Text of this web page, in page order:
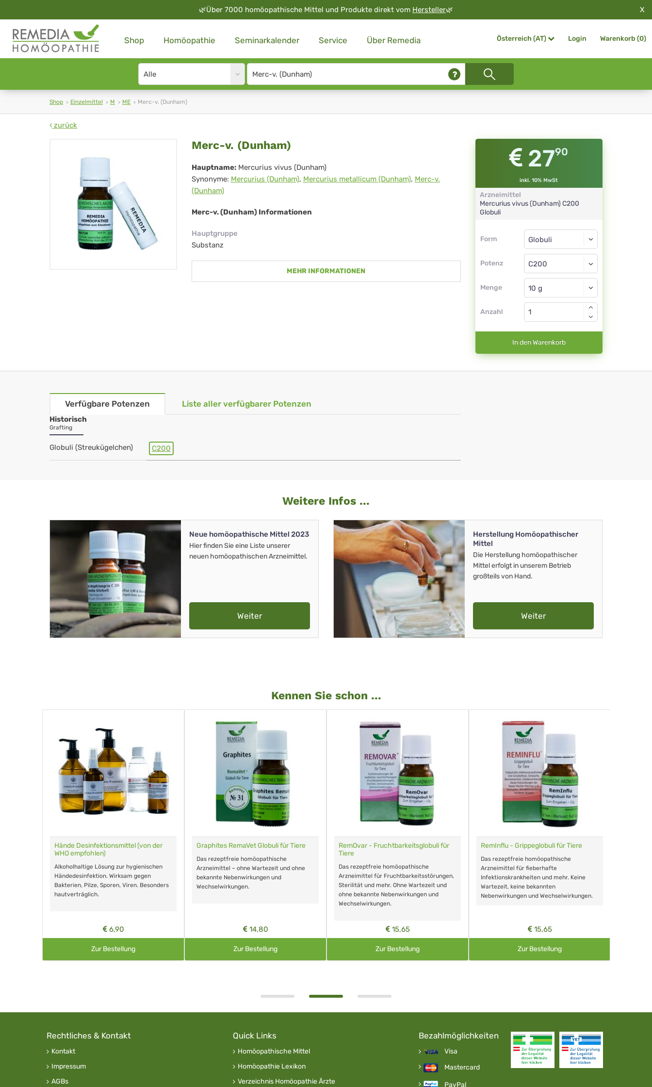
🌿Über 7000 homöopathische Mittel und Produkte direkt vom Hersteller🌿 X
Shop Homöopathie Seminarkalender Service Über Remedia Österreich (AT) Login Warenkorb (0)
Search
type
Site
search
Shop Einzelmittel M ME Merc-v. (Dunham)
zurück
Merc-
v.
(Dunham)
Merc-v. (Dunham)
Hauptname: Mercurius vivus (Dunham)
Synonyme: Mercurius (Dunham), Mercurius metallicum (Dunham), Merc-v.
(Dunham)
Merc-v. (Dunham) Informationen
Hauptgruppe
Substanz
MEHR INFORMATIONEN
2790
inkl. 10% MwSt
Arzneimittel
Mercurius vivus (Dunham) C200
Globuli
Form
Form
Potenz
Globuli
C200
Menge
Globuli
Anzahl
In den Warenkorb
Verfügbare Potenzen Liste aller verfügbarer Potenzen
Historisch
Grafting
Globuli (Streukügelchen) C200
Weitere Infos ...
Neue homöopathische Mittel 2023
Hier finden Sie eine Liste unserer
neuen homöopathischen Arzneimittel.
Weiter
Herstellung Homöopathischer
Mittel
Die Herstellung homöopathischer
Mittel erfolgt in unserem Betrieb
großteils von Hand.
Weiter
Kennen Sie schon ...
Hände Desinfektionsmittel (von der
WHO empfohlen)
Alkoholhaltige Lösung zur hygienischen
Händedesinfektion. Wirksam gegen
Bakterien, Pilze, Sporen, Viren. Besonders
hautverträglich.
6,90
Zur Bestellung
Graphites RemaVet Globuli für Tiere
Das rezeptfreie homöopathische
Arzneimittel – ohne Wartezeit und ohne
bekannte Nebenwirkungen und
Wechselwirkungen.
14,80
Zur Bestellung
RemOvar - Fruchtbarkeitsglobuli für
Tiere
Das rezeptfreie homöopathische
Arzneimittel für Fruchtbarkeitsstörungen,
Sterilität und mehr. Ohne Wartezeit und
ohne bekannte Nebenwirkungen und
Wechselwirkungen.
15,65
Zur Bestellung
RemInflu - Grippeglobuli für Tiere
Das rezeptfreie homöopathische
Arzneimittel für fieberhafte
Infektionskrankheiten und mehr. Keine
Wartezeit, keine bekannten
Nebenwirkungen und Wechselwirkungen.
15,65
Zur Bestellung
Rechtliches & Kontakt
Kontakt
Impressum
AGBs
Quick Links
Homöopathische Mittel
Homöopathie Lexikon
Verzeichnis Homöopathie Ärzte
Bezahlmöglichkeiten
Visa
Mastercard
PayPal